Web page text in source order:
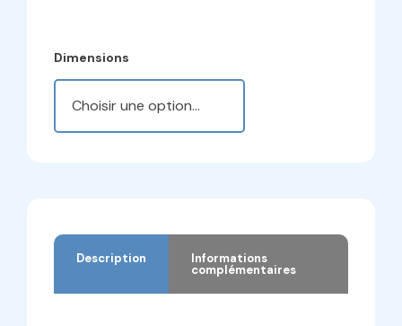
Dimensions
Description Informations
complémentaires